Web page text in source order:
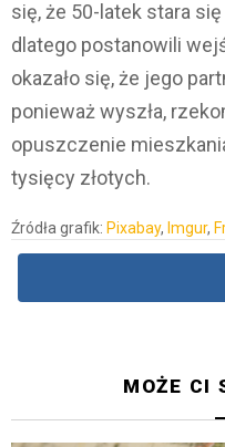
się, że 50-latek stara
dlatego postanowili
okazało się, że jego
ponieważ wyszła,
opuszczenie
tysięcy złotych.
Źródła grafik: Pixabay, Imgur,
MOŻE CI